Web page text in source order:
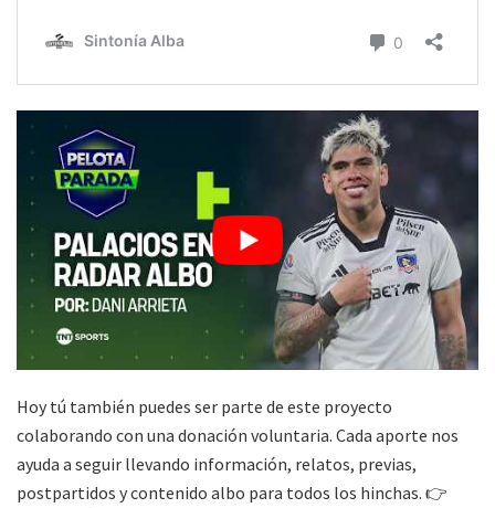
Hoy tú también puedes ser parte de este proyecto
colaborando con una donación voluntaria. Cada aporte nos
ayuda a seguir llevando información, relatos, previas,
postpartidos y contenido albo para todos los hinchas. 👉